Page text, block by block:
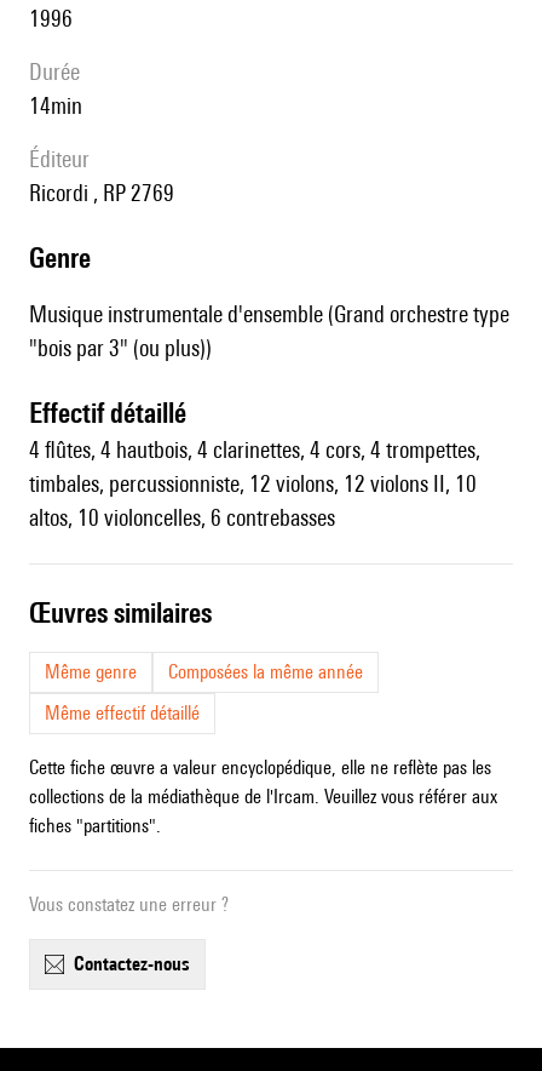
1996
durée
14min
éditeur
Ricordi , RP 2769
genre
Musique instrumentale d'ensemble (Grand orchestre type
"bois par 3" (ou plus))
effectif détaillé
4 flûtes, 4 hautbois, 4 clarinettes, 4 cors, 4 trompettes,
timbales, percussionniste, 12 violons, 12 violons II, 10
altos, 10 violoncelles, 6 contrebasses
œuvres similaires
Même genre
Composées la même année
Même effectif détaillé
Cette fiche œuvre a valeur encyclopédique, elle ne reflète pas les
collections de la médiathèque de l'Ircam. Veuillez vous référer aux
fiches "partitions".
Vous constatez une erreur ?
contactez-nous